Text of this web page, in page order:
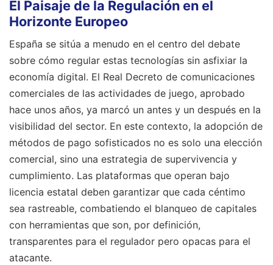
El Paisaje de la Regulación en el
Horizonte Europeo
España se sitúa a menudo en el centro del debate
sobre cómo regular estas tecnologías sin asfixiar la
economía digital. El Real Decreto de comunicaciones
comerciales de las actividades de juego, aprobado
hace unos años, ya marcó un antes y un después en la
visibilidad del sector. En este contexto, la adopción de
métodos de pago sofisticados no es solo una elección
comercial, sino una estrategia de supervivencia y
cumplimiento. Las plataformas que operan bajo
licencia estatal deben garantizar que cada céntimo
sea rastreable, combatiendo el blanqueo de capitales
con herramientas que son, por definición,
transparentes para el regulador pero opacas para el
atacante.